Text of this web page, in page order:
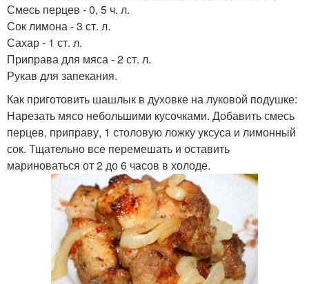
Смесь перцев - 0, 5 ч. л.
Сок лимона - 3 ст. л.
Сахар - 1 ст. л.
Приправа для мяса - 2 ст. л.
Рукав для запекания.
Как приготовить шашлык в духовке на луковой подушке:
Нарезать мясо небольшими кусочками. Добавить смесь
перцев, приправу, 1 столовую ложку уксуса и лимонный
сок. Тщательно все перемешать и оставить
мариноваться от 2 до 6 часов в холоде.